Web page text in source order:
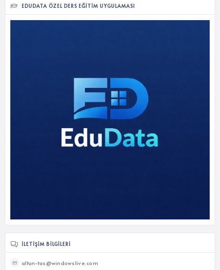
EDUDATA ÖZEL DERS EĞITIM UYGULAMASI
İLETIŞIM BILGILERI
altun-tas@windowslive.com